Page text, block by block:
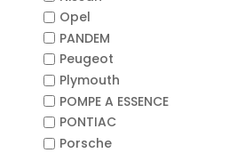
Opel
PANDEM
Peugeot
Plymouth
POMPE A ESSENCE
PONTIAC
Porsche